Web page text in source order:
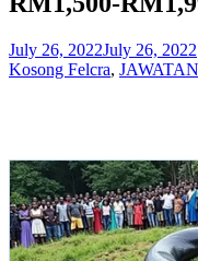
July 26, 2022July 26, 2022
Kosong Felcra,